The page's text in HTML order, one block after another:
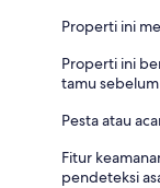
Properti ini
Properti ini
tamu
Pesta atau
Fitur
pendeteksi